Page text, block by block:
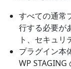
すべての通常
行する必要が
ト、セキュ
プラグイン本
WP